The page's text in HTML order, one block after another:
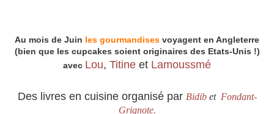
Au mois de Juin les gourmandises voyagent en Angleterre
(bien que les cupcakes soient originaires des Etats-Unis !)
avec Lou, Titine et Lamoussmé
Des livres en cuisine organisé par Bidibet Fondant-
Grignote.